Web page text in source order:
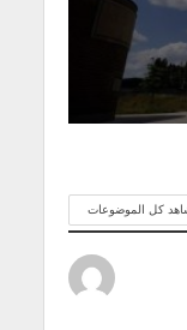
كل الموضوعات